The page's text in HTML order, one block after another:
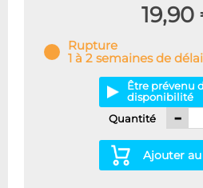
19,90
Rupture
1 à 2 semaines de délai
Être prévenu
disponibilité
Quantité
-
Ajouter